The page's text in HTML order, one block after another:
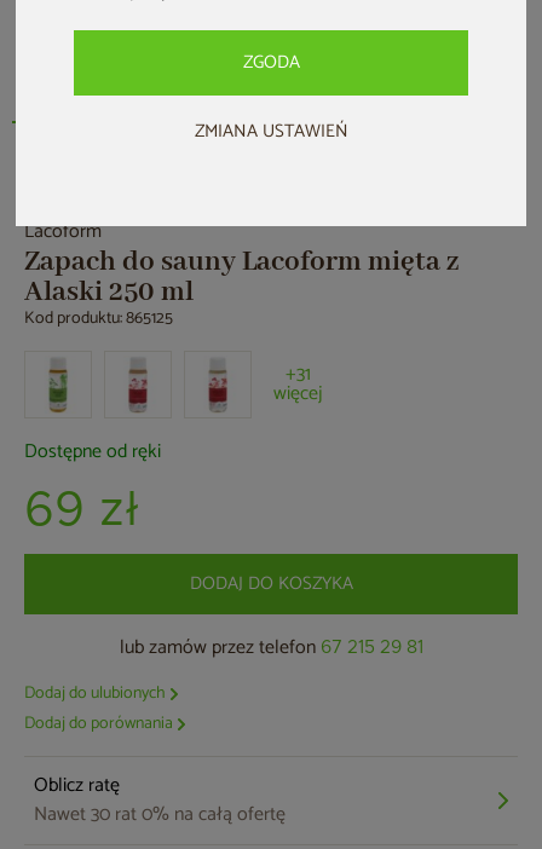
ZGODA
ZMIANA USTAWIEŃ
Lacoform
Zapach do sauny Lacoform mięta z
Alaski 250 ml
Kod produktu: 865125
+31
więcej
Dostępne od ręki
69 zł
DODAJ DO KOSZYKA
lub zamów przez telefon 67 215 29 81
Dodaj do ulubionych
Dodaj do porównania
Oblicz ratę
Nawet 30 rat 0% na całą ofertę